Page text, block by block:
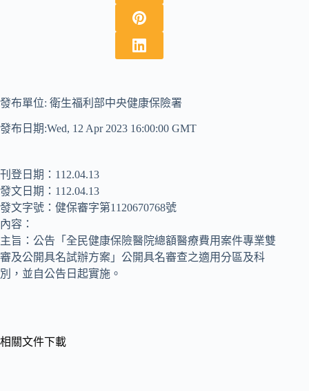
發布單位: 衛生福利部中央健康保險署
發布日期:Wed, 12 Apr 2023 16:00:00 GMT
刊登日期：112.04.13
發文日期：112.04.13
發文字號：健保審字第1120670768號
內容：
主旨：公告「全民健康保險醫院總額醫療費用案件專業雙
審及公開具名試辦方案」公開具名審查之適用分區及科
別，並自公告日起實施。
相關文件下載